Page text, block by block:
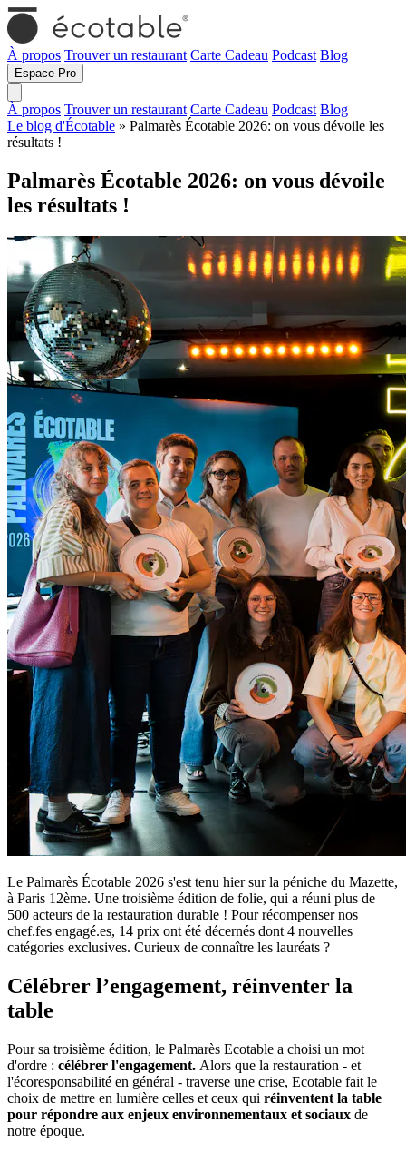
À propos Trouver un restaurant Carte Cadeau Podcast Blog
Espace Pro
À propos Trouver un restaurant Carte Cadeau Podcast Blog
Le blog d'Écotable » Palmarès Écotable 2026: on vous dévoile les
résultats !
Palmarès Écotable 2026: on vous dévoile
les résultats !
Le Palmarès Écotable 2026 s'est tenu hier sur la péniche du Mazette,
à Paris 12ème. Une troisième édition de folie, qui a réuni plus de
500 acteurs de la restauration durable ! Pour récompenser nos
chef.fes engagé.es, 14 prix ont été décernés dont 4 nouvelles
catégories exclusives. Curieux de connaître les lauréats ?
Célébrer l’engagement, réinventer la
table
Pour sa troisième édition, le Palmarès Ecotable a choisi un mot
d'ordre : célébrer l'engagement. Alors que la restauration - et
l'écoresponsabilité en général - traverse une crise, Ecotable fait le
choix de mettre en lumière celles et ceux qui réinventent la table
pour répondre aux enjeux environnementaux et sociaux de
notre époque.